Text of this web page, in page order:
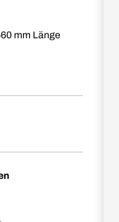
mm Länge